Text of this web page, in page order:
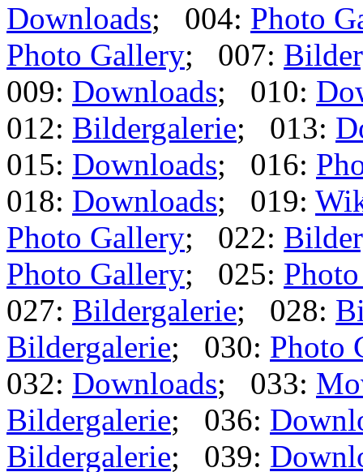
Downloads; 004: Photo
Photo Gallery; 007:
009: Downloads; 010:
012: Bildergalerie; 013:
015: Downloads; 016:
018: Downloads; 019:
Photo Gallery; 022:
Photo Gallery; 025:
027: Bildergalerie; 028:
Bildergalerie; 030: Photo
032: Downloads; 033:
Bildergalerie; 036:
Bildergalerie; 039: